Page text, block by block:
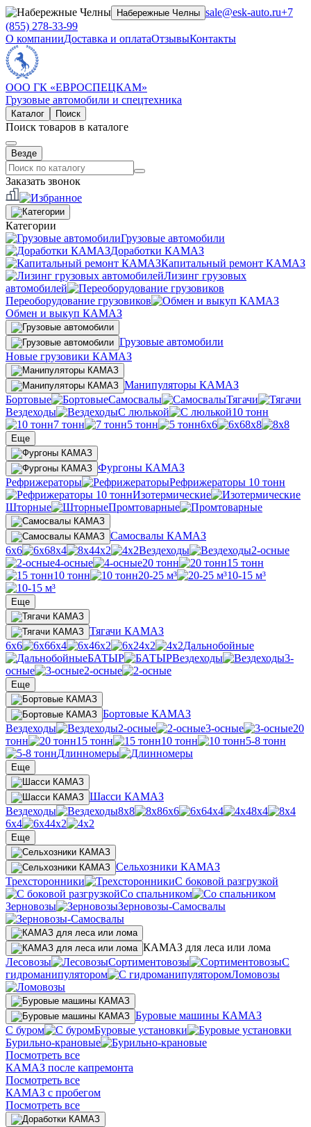
Набережные Челны sale@esk-auto.ru+7
(855) 278-33-99
О компанииДоставка и оплатаОтзывыКонтакты
ООО ГК «ЕВРОСПЕЦКАМ»
Грузовые автомобили и спецтехника
Каталог Поиск
Поиск товаров в каталоге
Везде
Заказать звонок
Категории
Грузовые автомобили
Доработки КАМАЗ
Капитальный ремонт КАМАЗ
Лизинг грузовых
автомобилей
Переоборудование грузовиков
Обмен и выкуп КАМАЗ
Грузовые автомобили
Новые грузовики КАМАЗ
Манипуляторы КАМАЗ
Бортовые
Самосвалы
Тягачи
Вездеходы
С люлькой
10 тонн
7 тонн
5 тонн 6х6 8х8
Еще
Фургоны КАМАЗ
Рефрижераторы
Рефрижераторы 10 тонн
Изотермические
Шторные
Промтоварные
Самосвалы КАМАЗ
6х6
8х4 4х2 Вездеходы
2-осные
4-осные
20 тонн
15 тонн
10 тонн
20-25 м³ 10-15 м³
Еще
Тягачи КАМАЗ
6х6
6х4 6х2 4х2
Дальнобойные
БАТЫР
Вездеходы
3-
осные
2-осные
Еще
Бортовые КАМАЗ
Вездеходы
2-осные 3-осные
20
тонн
15 тонн 10 тонн
5-8 тонн
Длинномеры
Еще
Шасси КАМАЗ
Вездеходы
8х8 6х6 4х4
8х4
6х4
4х2
Еще
Сельхозники КАМАЗ
Трехсторонники
С боковой разгрузкой
Со спальником
Зерновозы
Зерновозы-Самосвалы
КАМАЗ для леса или лома
Лесовозы
Сортиментовозы
С
гидроманипулятором
Ломовозы
Буровые машины КАМАЗ
С буром
Буровые установки
Бурильно-крановые
Посмотреть все
КАМАЗ после капремонта
Посмотреть все
КАМАЗ с пробегом
Посмотреть все